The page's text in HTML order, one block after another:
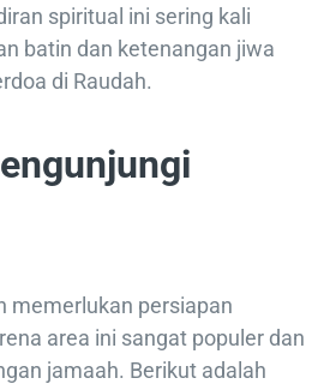
spiritual ini sering kali
batin dan ketenangan jiwa
di Raudah.
memerlukan persiapan
area ini sangat populer dan
jamaah. Berikut adalah